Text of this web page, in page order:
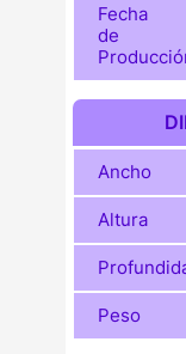
Fecha
de
Ancho
Altura
Peso